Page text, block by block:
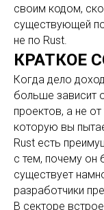
своим кодом,
существующей
не по Rust.
КРАТКОЕ
Когда дело
больше зависит
проектов, а не
которую вы
Rust есть
с тем, почему он
существует
разработчики
В секторе